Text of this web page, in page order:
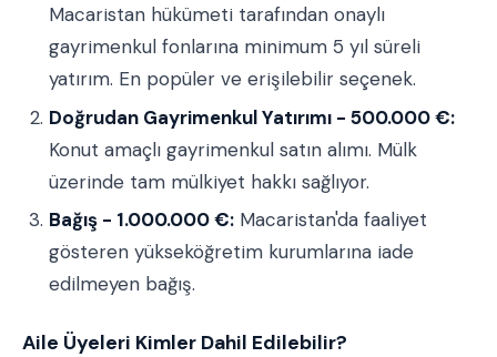
Macaristan hükümeti tarafından onaylı
gayrimenkul fonlarına minimum 5 yıl süreli
yatırım. En popüler ve erişilebilir seçenek.
Doğrudan Gayrimenkul Yatırımı - 500.000 €:
Konut amaçlı gayrimenkul satın alımı. Mülk
üzerinde tam mülkiyet hakkı sağlıyor.
Bağış - 1.000.000 €: Macaristan'da faaliyet
gösteren yükseköğretim kurumlarına iade
edilmeyen bağış.
Aile Üyeleri Kimler Dahil Edilebilir?